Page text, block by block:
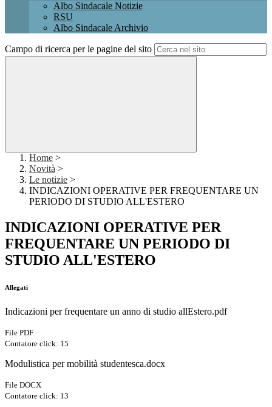
Albo Sindacale Notizie
RSU
Albo Sindacale Archivio
Campo di ricerca per le pagine del sito
Home >
Novità >
Le notizie >
INDICAZIONI OPERATIVE PER FREQUENTARE UN
PERIODO DI STUDIO ALL'ESTERO
INDICAZIONI OPERATIVE PER
FREQUENTARE UN PERIODO DI
STUDIO ALL'ESTERO
Allegati
Indicazioni per frequentare un anno di studio allEstero.pdf
File PDF
Contatore click: 15
Modulistica per mobilità studentesca.docx
File DOCX
Contatore click: 13